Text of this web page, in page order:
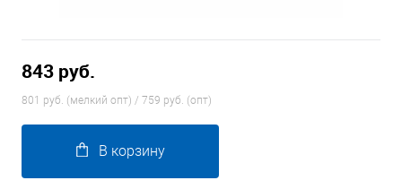
843 руб.
801 руб. (мелкий опт) / 759 руб. (опт)
В корзину